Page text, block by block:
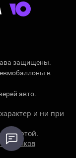
защищены.
в
авто.
и ни при
офертой.
Ситников